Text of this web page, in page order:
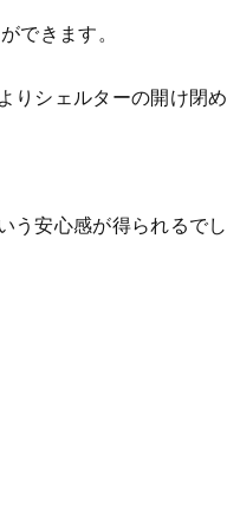
できます。
りシェルターの開け閉
安心感が得られるでし